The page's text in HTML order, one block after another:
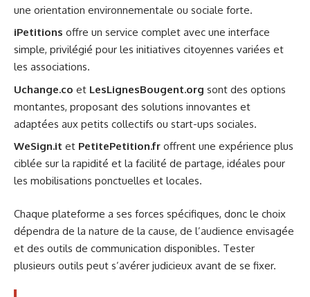
une orientation environnementale ou sociale forte.
iPetitions offre un service complet avec une interface
simple, privilégié pour les initiatives citoyennes variées et
les associations.
Uchange.co et LesLignesBougent.org sont des options
montantes, proposant des solutions innovantes et
adaptées aux petits collectifs ou start-ups sociales.
WeSign.it et PetitePetition.fr offrent une expérience plus
ciblée sur la rapidité et la facilité de partage, idéales pour
les mobilisations ponctuelles et locales.
Chaque plateforme a ses forces spécifiques, donc le choix
dépendra de la nature de la cause, de l’audience envisagée
et des outils de communication disponibles. Tester
plusieurs outils peut s’avérer judicieux avant de se fixer.